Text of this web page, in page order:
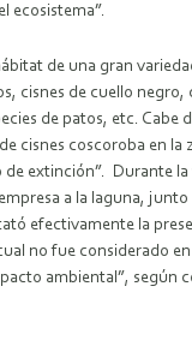
ecosistema”.
de una gran
cisnes de cuello negro,
de patos, etc. Cabe
cisnes coscoroba en la
de extinción”. Durante la
a la laguna,
efectivamente la
no fue considerado en
ambiental”, según